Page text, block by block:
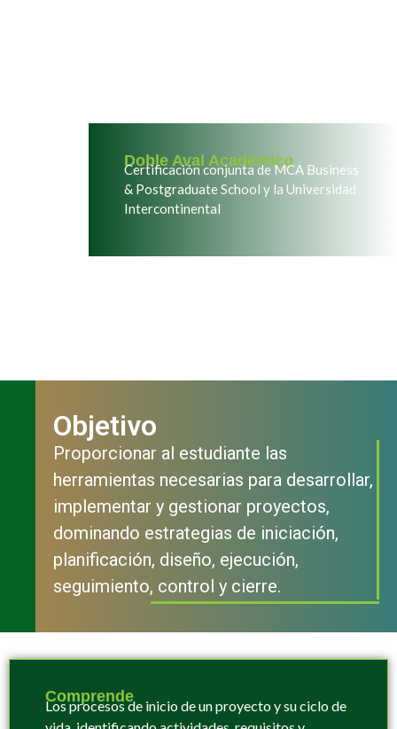
Doble Aval Académico
Certificaciónconjunta deMCA Business
& PostgraduateSchool y la Universidad
Intercontinental
Objetivo
Proporcionar al estudiante las
herramientas necesarias para desarrollar,
implementar y gestionar proyectos,
dominando estrategias de iniciación,
planificación, diseño, ejecución,
seguimiento, control y cierre.
Comprende
Los procesos de inicio de un proyecto y su ciclo de